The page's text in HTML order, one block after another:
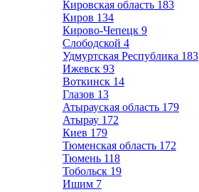
Кировская область 183
Киров 134
Кирово-Чепецк 9
Слободской 4
Удмуртская Республика 183
Ижевск 93
Воткинск 14
Глазов 13
Атырауская область 179
Атырау 172
Киев 179
Тюменская область 172
Тюмень 118
Тобольск 19
Ишим 7